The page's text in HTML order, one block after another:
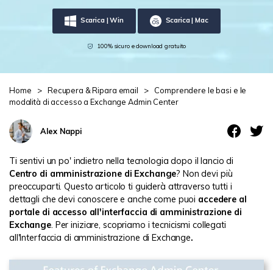
Centro di conoscenza
TROVA ALTRE SOLUZIONI
search
Scarica | Win Scarica | Mac
100% sicuro e download gratuito
Home > Recupera & Ripara email >
Comprendere le basi e le
modalità di accesso a Exchange Admin Center
Alex Nappi
Ti sentivi un po' indietro nella tecnologia dopo il lancio di
Centro di amministrazione di Exchange? Non devi più
preoccuparti. Questo articolo ti guiderà attraverso tutti i
dettagli che devi conoscere e anche come puoi accedere al
portale di accesso all'interfaccia di amministrazione di
Exchange. Per iniziare, scopriamo i tecnicismi collegati
all'Interfaccia di amministrazione di Exchange.